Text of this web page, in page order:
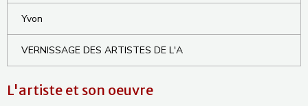
Yvon
VERNISSAGE DES ARTISTES DE L'A
L'artiste et son oeuvre